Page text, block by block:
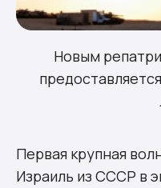
Новым
Первая крупная
Израиль из СССР в